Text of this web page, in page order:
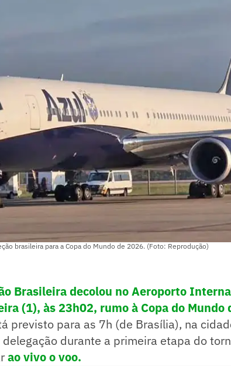
brasileira para a Copa do Mundo de 2026. (Foto: Reprodução)
Brasileira decolou no Aeroporto
(1), às 23h02, rumo à Copa do Mundo
previsto para as 7h (de Brasília), na
durante a primeira etapa do
ao vivo o voo.